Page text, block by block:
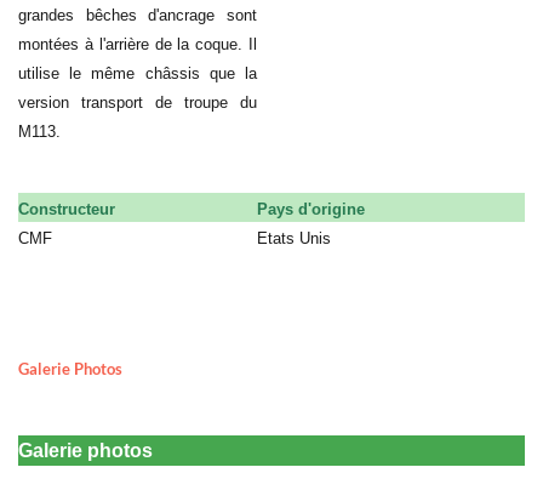
grandes bêches d'ancrage sont
montées à l'arrière de la coque. Il
utilise le même châssis que la
version transport de troupe du
M113.
Constructeur
Pays d'origine
CMF
Etats Unis
Galerie Photos
Galerie photos